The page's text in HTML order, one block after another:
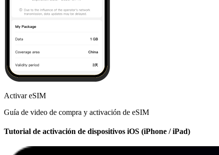
Activar eSIM
Guía de video de compra y activación de eSIM
Tutorial de activación de dispositivos iOS (iPhone / iPad)